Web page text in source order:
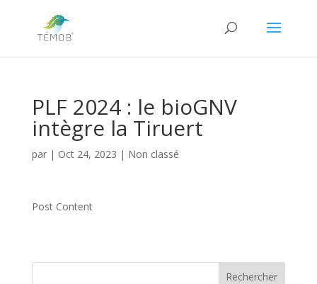
PLF 2024 : le bioGNV
intègre la Tiruert
par | Oct 24, 2023 | Non classé
Post Content
Rechercher